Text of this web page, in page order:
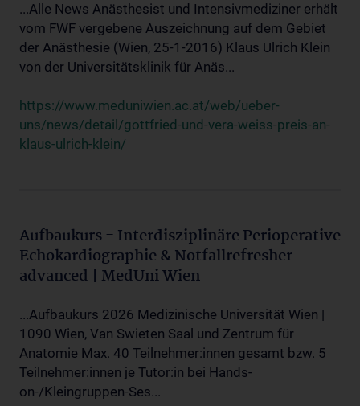
...Alle News Anästhesist und Intensivmediziner erhält
vom FWF vergebene Auszeichnung auf dem Gebiet
der Anästhesie (Wien, 25-1-2016) Klaus Ulrich Klein
von der Universitätsklinik für Anäs...
https://www.meduniwien.ac.at/web/ueber-
uns/news/detail/gottfried-und-vera-weiss-preis-an-
klaus-ulrich-klein/
Aufbaukurs - Interdisziplinäre Perioperative
Echokardiographie & Notfallrefresher
advanced | MedUni Wien
...Aufbaukurs 2026 Medizinische Universität Wien |
1090 Wien, Van Swieten Saal und Zentrum für
Anatomie Max. 40 Teilnehmer:innen gesamt bzw. 5
Teilnehmer:innen je Tutor:in bei Hands-
on-/Kleingruppen-Ses...